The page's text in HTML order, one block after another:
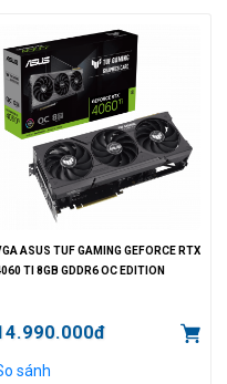
ASUS TUF GAMING GEFORCE RTX
TI 8GB GDDR6 OC EDITION
sánh